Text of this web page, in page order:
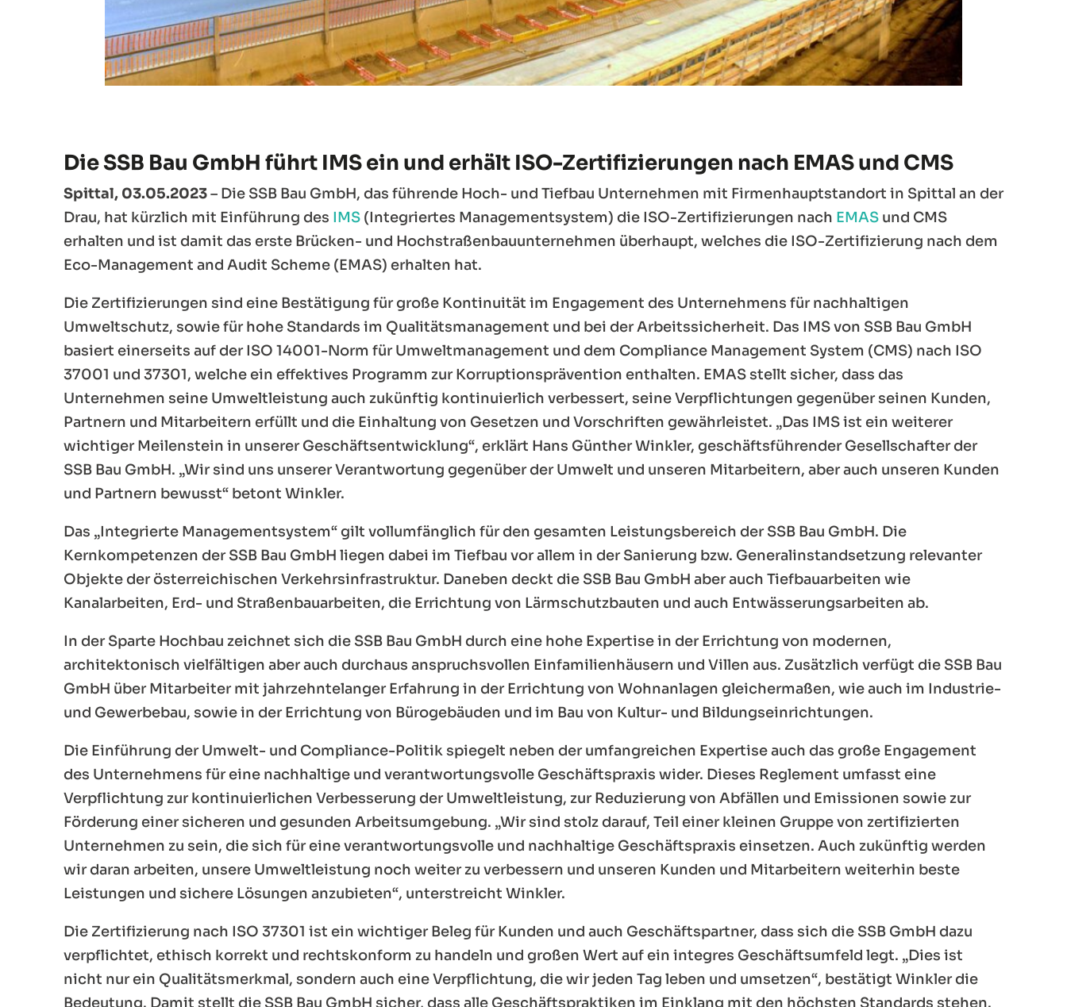
Die SSB Bau GmbH führt IMS ein und erhält ISO-Zertifizierungen nach EMAS und CMS
Spittal, 03.05.2023– Die SSB Bau GmbH, das führende Hoch- und Tiefbau Unternehmen mit Firmenhauptstandort in Spittal an der
Drau, hat kürzlich mit Einführung des IMS (Integriertes Managementsystem) die ISO-Zertifizierungen nach EMAS und CMS
erhalten und ist damit das erste Brücken- und Hochstraßenbauunternehmen überhaupt, welches die ISO-Zertifizierung nach dem
Eco-Management and Audit Scheme (EMAS) erhalten hat.
Die Zertifizierungen sind eine Bestätigung für große Kontinuität im Engagement des Unternehmens für nachhaltigen
Umweltschutz, sowie für hohe Standards im Qualitätsmanagement und bei der Arbeitssicherheit. Das IMS von SSB Bau GmbH
basiert einerseits auf der ISO 14001-Norm für Umweltmanagement und dem Compliance Management System (CMS) nach ISO
37001 und 37301, welche ein effektives Programm zur Korruptionsprävention enthalten. EMAS stellt sicher, dass das
Unternehmen seine Umweltleistung auch zukünftig kontinuierlich verbessert, seine Verpflichtungen gegenüber seinen Kunden,
Partnern und Mitarbeitern erfüllt und die Einhaltung von Gesetzen und Vorschriften gewährleistet. „Das IMS ist ein weiterer
wichtiger Meilenstein in unserer Geschäftsentwicklung“, erklärt Hans Günther Winkler, geschäftsführender Gesellschafter der
SSB Bau GmbH. „Wir sind uns unserer Verantwortung gegenüber der Umwelt und unseren Mitarbeitern, aber auch unseren Kunden
und Partnern bewusst“ betont Winkler.
Das „Integrierte Managementsystem“ gilt vollumfänglich für den gesamten Leistungsbereich der SSB Bau GmbH. Die
Kernkompetenzen der SSB Bau GmbH liegen dabei im Tiefbau vor allem in der Sanierung bzw. Generalinstandsetzung relevanter
Objekte der österreichischen Verkehrsinfrastruktur. Daneben deckt die SSB Bau GmbH aber auch Tiefbauarbeiten wie
Kanalarbeiten, Erd- und Straßenbauarbeiten, die Errichtung von Lärmschutzbauten und auch Entwässerungsarbeiten ab.
In der Sparte Hochbau zeichnet sich die SSB Bau GmbH durch eine hohe Expertise in der Errichtung von modernen,
architektonisch vielfältigen aber auch durchaus anspruchsvollen Einfamilienhäusern und Villen aus. Zusätzlich verfügt die SSB Bau
GmbH über Mitarbeiter mit jahrzehntelanger Erfahrung in der Errichtung von Wohnanlagen gleichermaßen, wie auch im Industrie-
und Gewerbebau, sowie in der Errichtung von Bürogebäuden und im Bau von Kultur- und Bildungseinrichtungen.
Die Einführung der Umwelt- und Compliance-Politik spiegelt neben der umfangreichen Expertise auch das große Engagement
des Unternehmens für eine nachhaltige und verantwortungsvolle Geschäftspraxis wider. Dieses Reglement umfasst eine
Verpflichtung zur kontinuierlichen Verbesserung der Umweltleistung, zur Reduzierung von Abfällen und Emissionen sowie zur
Förderung einer sicheren und gesunden Arbeitsumgebung. „Wir sind stolz darauf, Teil einer kleinen Gruppe von zertifizierten
Unternehmen zu sein, die sich für eine verantwortungsvolle und nachhaltige Geschäftspraxis einsetzen. Auch zukünftig werden
wir daran arbeiten, unsere Umweltleistung noch weiter zu verbessern und unseren Kunden und Mitarbeitern weiterhin beste
Leistungen und sichere Lösungen anzubieten“, unterstreicht Winkler.
Die Zertifizierung nach ISO 37301 ist ein wichtiger Beleg für Kunden und auch Geschäftspartner, dass sich die SSB GmbH dazu
verpflichtet, ethisch korrekt und rechtskonform zu handeln und großen Wert auf ein integres Geschäftsumfeld legt. „Dies ist
nicht nur ein Qualitätsmerkmal, sondern auch eine Verpflichtung, die wir jeden Tag leben und umsetzen“, bestätigt Winkler die
Bedeutung. Damit stellt die SSB Bau GmbH sicher, dass alle Geschäftspraktiken im Einklang mit den höchsten Standards stehen.